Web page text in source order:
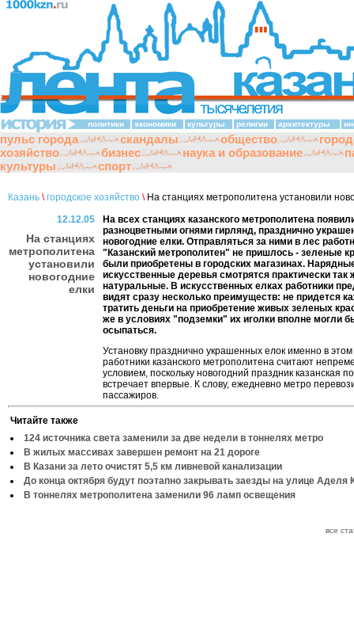
политики экономики культуры религии архитектуры
пульс города скандалы общество
хозяйство
бизнес наука и образование
культуры
спорт
Казань \ городское хозяйство \На станциях метрополитена установили
12.12.05
На станциях
метрополитена
установили
новогодние
елки
На всех станциях казанского метрополитена
разноцветными огнями гирлянд, празднично
новогодние елки. Отправляться за ними в лес
"Казанский метрополитен" не пришлось - зеленые
были приобретены в городских магазинах.
искусственные деревья смотрятся практически так
натуральные. В искусственных елках работники
видят сразу несколько преимуществ: не придется
тратить деньги на приобретение живых зеленых
же в условиях "подземки" их иголки вполне могли
осыпаться.
Установку празднично украшенных елок именно в этом
работники казанского метрополитена считают
условием, поскольку новогодний праздник казанская
встречает впервые. К слову, ежедневно метро
пассажиров.
Читайте также
124 источника света заменили за две недели в тоннелях метро
В жилых массивах завершен ремонт на 21 дороге
В Казани за лето очистят 5,5 км ливневой канализации
До конца октября будут поэтапно закрывать заезды на улице Аделя
В тоннелях метрополитена заменили 96 ламп освещения
все